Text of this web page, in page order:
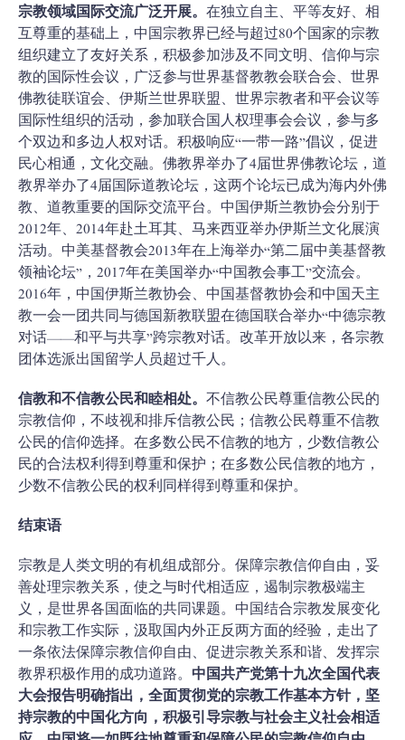
宗教领域国际交流广泛开展。 在独立自主、平等友好、相
互尊重的基础上，中国宗教界已经与超过80个国家的宗教
组织建立了友好关系，积极参加涉及不同文明、信仰与宗
教的国际性会议，广泛参与世界基督教教会联合会、世界
佛教徒联谊会、伊斯兰世界联盟、世界宗教者和平会议等
国际性组织的活动，参加联合国人权理事会会议，参与多
个双边和多边人权对话。积极响应“一带一路”倡议，促进
民心相通，文化交融。佛教界举办了4届世界佛教论坛，道
教界举办了4届国际道教论坛，这两个论坛已成为海内外佛
教、道教重要的国际交流平台。中国伊斯兰教协会分别于
2012年、2014年赴土耳其、马来西亚举办伊斯兰文化展演
活动。中美基督教会2013年在上海举办“第二届中美基督教
领袖论坛”，2017年在美国举办“中国教会事工”交流会。
2016年，中国伊斯兰教协会、中国基督教协会和中国天主
教一会一团共同与德国新教联盟在德国联合举办“中德宗教
对话——和平与共享”跨宗教对话。改革开放以来，各宗教
团体选派出国留学人员超过千人。
信教和不信教公民和睦相处。 不信教公民尊重信教公民的
宗教信仰，不歧视和排斥信教公民；信教公民尊重不信教
公民的信仰选择。在多数公民不信教的地方，少数信教公
民的合法权利得到尊重和保护；在多数公民信教的地方，
少数不信教公民的权利同样得到尊重和保护。
结束语
宗教是人类文明的有机组成部分。保障宗教信仰自由，妥
善处理宗教关系，使之与时代相适应，遏制宗教极端主
义，是世界各国面临的共同课题。中国结合宗教发展变化
和宗教工作实际，汲取国内外正反两方面的经验，走出了
一条依法保障宗教信仰自由、促进宗教关系和谐、发挥宗
教界积极作用的成功道路。 中国共产党第十九次全国代表
大会报告明确指出，全面贯彻党的宗教工作基本方针，坚
持宗教的中国化方向，积极引导宗教与社会主义社会相适